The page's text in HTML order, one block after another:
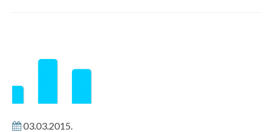
03.03.2015.